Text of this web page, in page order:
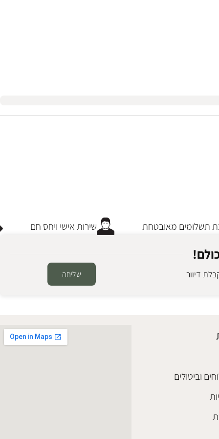
שירות אישי ויחס חם תשלומים מאובטחת
דיוור שליחה
וביטולים